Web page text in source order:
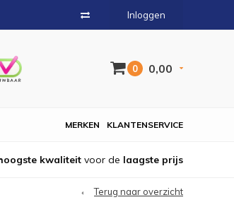
Inloggen
0 0,00
KLANTENSERVICE
MERKEN
kwaliteit voor de laagste prijs
Terug naar overzicht